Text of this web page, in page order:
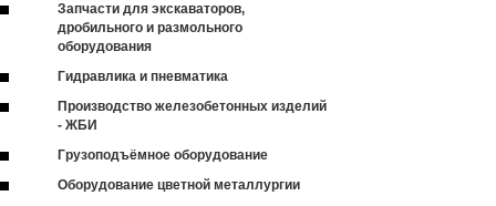
Запчасти для экскаваторов,
дробильного и размольного
оборудования
Гидравлика и пневматика
Производство железобетонных изделий
- ЖБИ
Грузоподъёмное оборудование
Оборудование цветной металлургии